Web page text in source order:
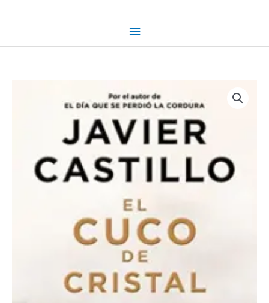
Castillo
cantidad